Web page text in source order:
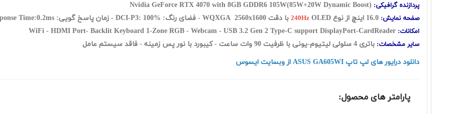
پردازنده گرافیکی: 105W(85W+20W Dynamic Boost)
صفحه نمایش: 240Hz OLED با دقت WQXGA 2560x1600 - فضای رنگ: DCI-P3: 100% - زمان پاسخ گویی: Time:0.2ms
امکانات: WiFi - HDMI Port- Backlit Keyboard 1-Zone RGB - Webcam - USB 3.2 Gen 2 Type-C support DisplayPort-CardReader
سایر مشخصات: باتری 4 سلولی لیتیوم-یونی با ظرفیت 90 وات ساعت - کیبورد با نور پس زمینه - فاقد سیستم عامل
دانلود درایور های لپ تاپ ASUS GA605WI از وبسایت ایسوس
پارامتر های محصول: